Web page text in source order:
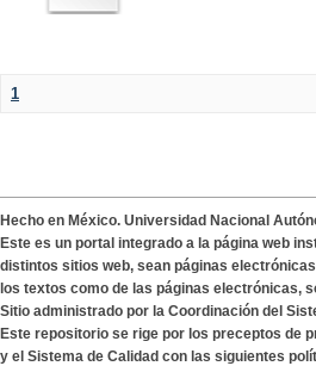
1
Hecho en México. Universidad Nacional
Este es un portal integrado a la página web
distintos sitios web, sean páginas
los textos como de las páginas electrónicas,
Sitio administrado por la Coordinación del
Este repositorio se rige por los preceptos de
y el Sistema de Calidad con las siguientes